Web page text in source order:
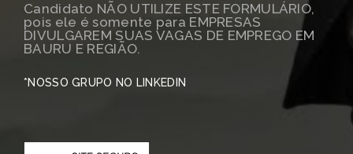
Candidato NÃO UTILIZE ESTE FORMULÁRIO,
pois ele é somente para EMPRESAS
DIVULGAREM SUAS VAGAS DE EMPREGO EM
BAURU E REGIÃO.
*NOSSO GRUPO NO LINKEDIN